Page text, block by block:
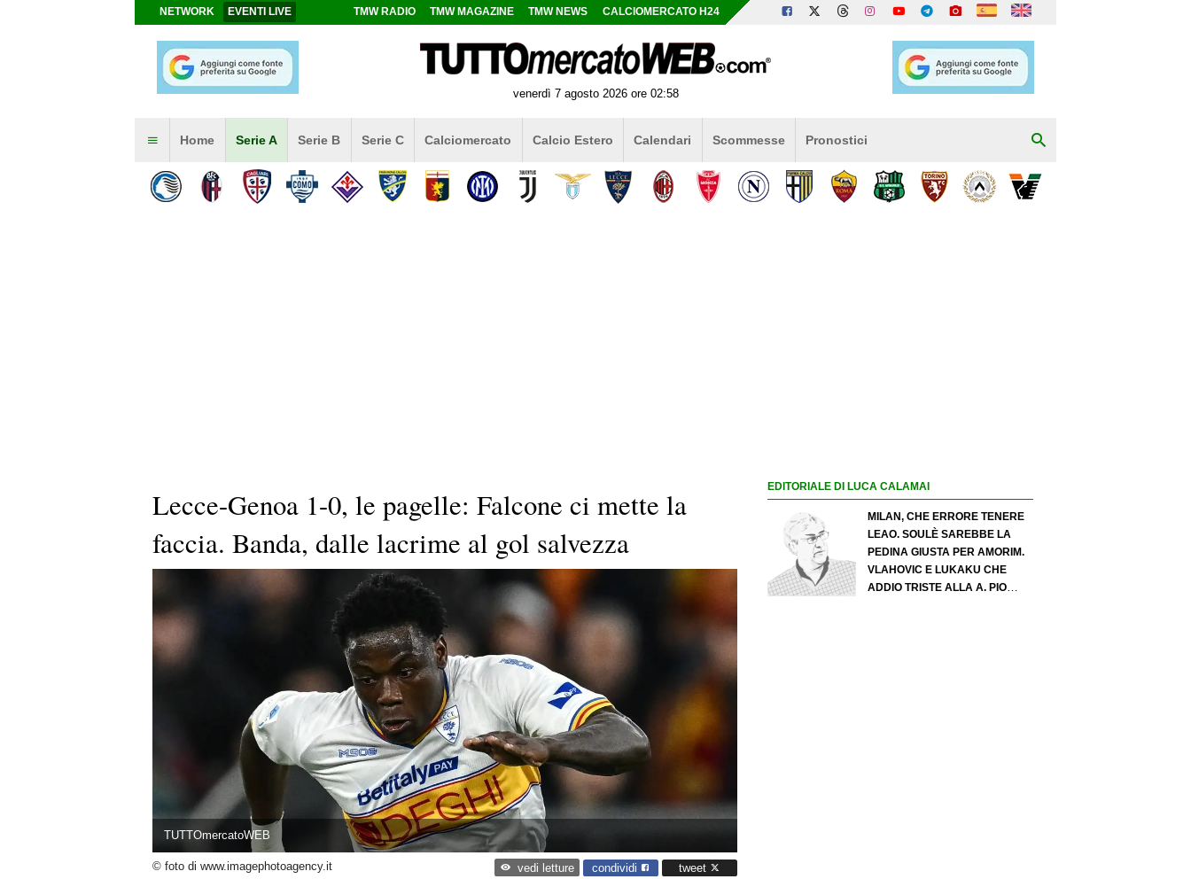
NETWORK EVENTI LIVE TMW RADIO TMW MAGAZINE TMW NEWS CALCIOMERCATO H24
venerdì 7 agosto 2026 ore 02:58
Home Serie A Serie B Serie C Calciomercato Calcio Estero Calendari Scommesse Pronostici
Lecce-Genoa 1-0, le pagelle: Falcone ci mette la
faccia. Banda, dalle lacrime al gol salvezza
TUTTOmercatoWEB
© foto di www.imagephotoagency.it vedi letture condividi tweet
EDITORIALE DI LUCA CALAMAI
MILAN, CHE ERRORE TENERE
LEAO. SOULÈ SAREBBE LA
PEDINA GIUSTA PER AMORIM.
VLAHOVIC E LUKAKU CHE
ADDIO TRISTE ALLA A. PIO